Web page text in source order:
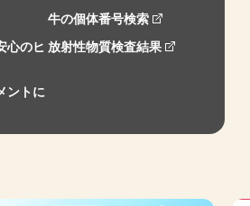
牛の個体番号検索
心のヒ 放射性物質検査結果
ントに